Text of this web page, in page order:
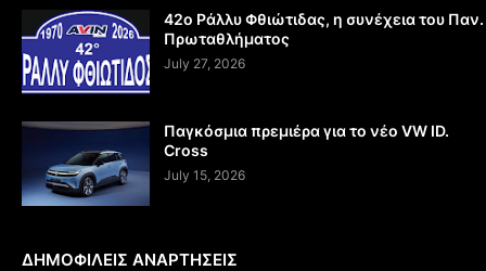
42ο Ράλλυ Φθιώτιδας, η συνέχεια του Παν.
Πρωταθλήματος
July 27, 2026
Παγκόσμια πρεμιέρα για το νέο VW ID.
Cross
July 15, 2026
ΔΗΜΟΦΙΛΕΙΣ ΑΝΑΡΤΗΣΕΙΣ